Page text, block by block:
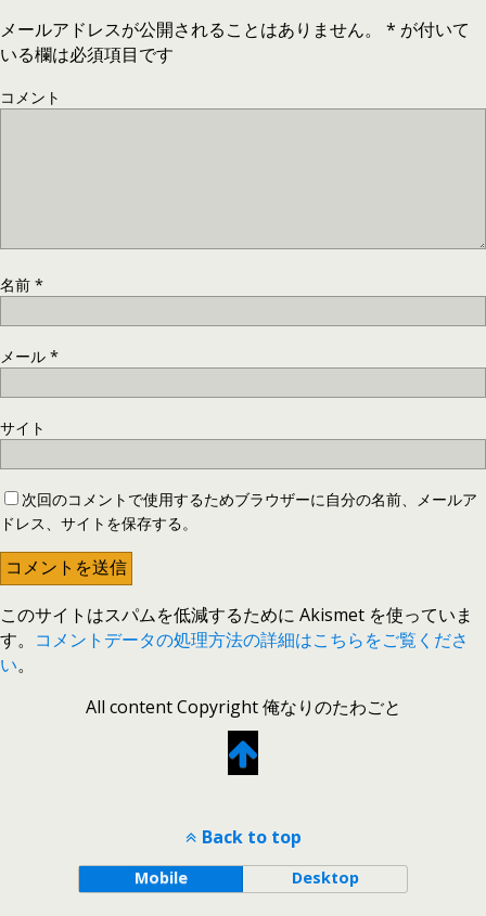
メールアドレスが公開されることはありません。 * が付いて
いる欄は必須項目です
コメント
名前 *
メール *
サイト
次回のコメントで使用するためブラウザーに自分の名前、メールア
ドレス、サイトを保存する。
このサイトはスパムを低減するために Akismet を使っていま
す。 コメントデータの処理方法の詳細はこちらをご覧くださ
い。
All content Copyright 俺なりのたわごと
Back to top
Mobile Desktop